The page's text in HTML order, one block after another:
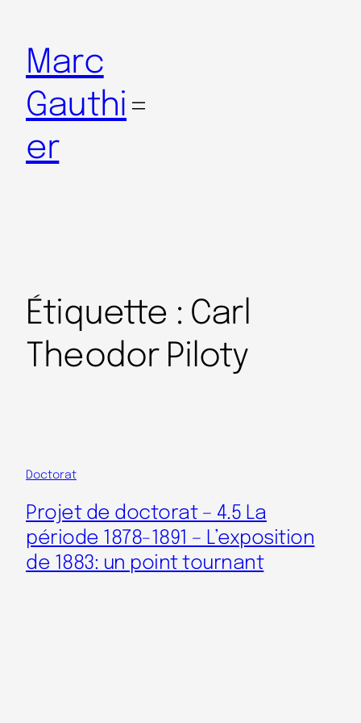
Marc
Gauthi
er
Étiquette : Carl
Theodor Piloty
Doctorat
Projet de doctorat – 4.5 La
période 1878-1891 – L’exposition
de 1883: un point tournant